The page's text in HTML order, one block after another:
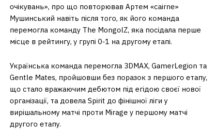
очікувань», про що повторював Артем «cairne»
Мушинський навіть після того, як його команда
перемогла команду The MongolZ, яка посідала перше
місце в рейтингу, у групі 0-1 на другому етапі.
Українська команда перемогла 3DMAX, GamerLegion та
Gentle Mates, пройшовши без поразок з першого етапу,
що стало вражаючим дебютом під егідою своєї нової
організації, та довела Spirit до фінішної ліги у
вирішальному матчі проти Mirage у першому матчі
другого етапу.